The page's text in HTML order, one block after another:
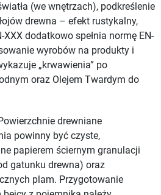
(we wnętrzach), podkreślenie
drewna – efekt rustykalny,
dodatkowo spełnia normę EN-
wyrobów na produkty i
„krwawienia” po
oraz Olejem Twardym do
drewniane
powinny być czyste,
papierem ściernym granulacji
gatunku drewna) oraz
plam. Przygotowanie